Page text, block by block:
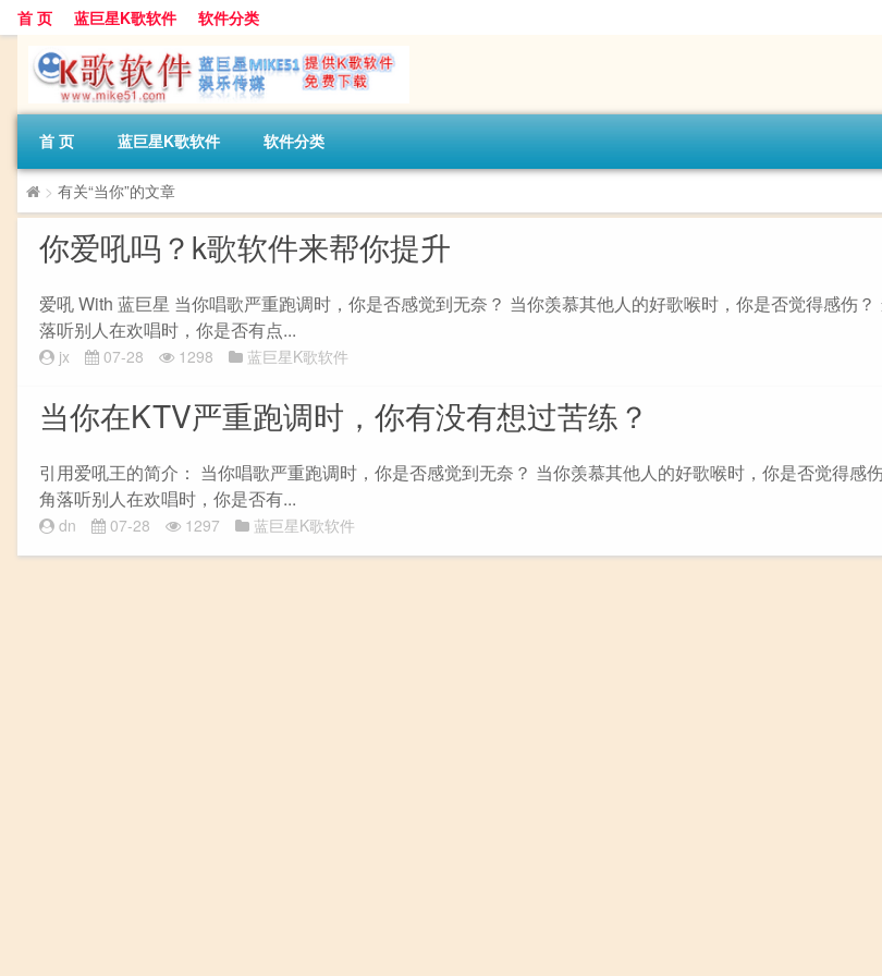
首 页 蓝巨星K歌软件 软件分类
首 页 蓝巨星K歌软件 软件分类
> 有关“当你”的文章
你爱吼吗？k歌软件来帮你提升
爱吼 With 蓝巨星 当你唱歌严重跑调时，你是否感觉到无奈？ 当你羡慕其他人的好歌喉时，你是否觉得感伤
落听别人在欢唱时，你是否有点...
jx 07-28 1298 蓝巨星K歌软件
当你在KTV严重跑调时，你有没有想过苦练？
引用爱吼王的简介： 当你唱歌严重跑调时，你是否感觉到无奈？ 当你羡慕其他人的好歌喉时，你是否觉得感
角落听别人在欢唱时，你是否有...
dn 07-28 1297 蓝巨星K歌软件